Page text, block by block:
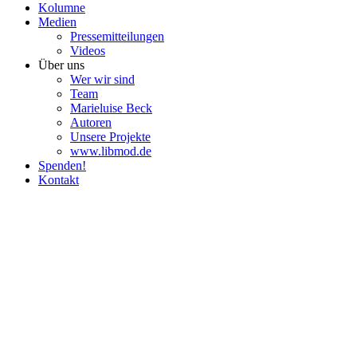
Kolumne
Medien
Pres­se­mit­tei­lun­gen
Videos
Über uns
Wer wir sind
Team
Marie­luise Beck
Autoren
Unsere Pro­jekte
www.libmod.de
Spenden!
Kontakt